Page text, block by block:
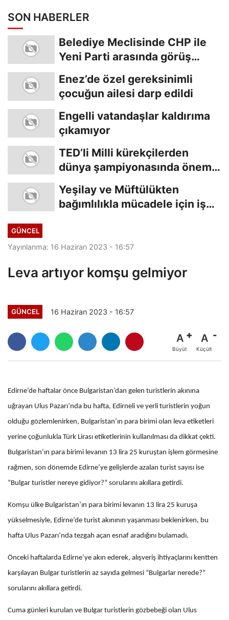
SON HABERLER
Belediye Meclisinde CHP ile
Yeni Parti arasında görüş
Enez’de özel gereksinimli
çocuğun ailesi darp edildi
Engelli vatandaşlar kaldırıma
çıkamıyor
TED’li Milli kürekçilerden
dünya şampiyonasında önemli
Yeşilay ve Müftülükten
bağımlılıkla mücadele için iş
GÜNCEL
Yayınlanma: 16 Haziran 2023 - 16:57
Leva artıyor komşu gelmiyor
GÜNCEL 16 Haziran 2023 - 16:57
A
Büyüt
A
Küçült
Edirne’de haftalar önce Bulgaristan’dan gelen turistlerin akınına
uğrayan Ulus Pazarı’nda bu hafta, Edirneli ve yerli turistlerin yoğun
olduğu gözlemlenirken, Bulgaristan’ın para birimi olan leva etiketleri
yerine çoğunlukla Türk Lirası etiketlerinin kullanılması da dikkat çekti.
Bulgaristan’ın para birimi levanın 13 lira 25 kuruştan işlem görmesine
rağmen, son dönemde Edirne’ye gelişlerde azalan turist sayısı ise
“Bulgar turistler nereye gidiyor?” sorularını akıllara getirdi.
Komşu ülke Bulgaristan’ın para birimi levanın 13 lira 25 kuruşa
yükselmesiyle, Edirne’de turist akınının yaşanması beklenirken, bu
hafta Ulus Pazarı’nda tezgah açan esnaf aradığını bulamadı.
Önceki haftalarda Edirne’ye akın ederek, alışveriş ihtiyaçlarını kentten
karşılayan Bulgar turistlerin az sayıda gelmesi “Bulgarlar nerede?”
sorularını akıllara getirdi.
Cuma günleri kurulan ve Bulgar turistlerin gözbebeği olan Ulus